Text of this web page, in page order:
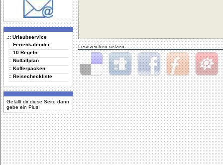
.:: Urlaubservice
:: Ferienkalender
:: 10 Regeln
:: Notfallplan
:: Kofferpacken
:: Reisecheckliste
Gefällt dir diese Seite dann
gebe ein Plus!
Lesezeichen setzen:
Delicious Digg Facebook Furl StudiVZ